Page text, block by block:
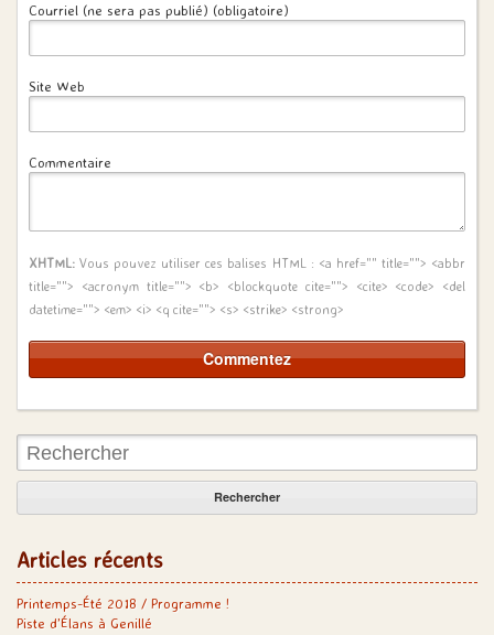
Courriel (ne sera pas publié) (obligatoire)
Site Web
Commentaire
XHTML: Vous pouvez utiliser ces balises HTML : <a href="" title=""> <abbr
title=""> <acronym title=""> <b> <blockquote cite=""> <cite> <code> <del
datetime=""> <em> <i> <q cite=""> <s> <strike> <strong>
Rechercher:
Articles récents
Printemps-Été 2018 / Programme !
Piste d’Élans à Genillé